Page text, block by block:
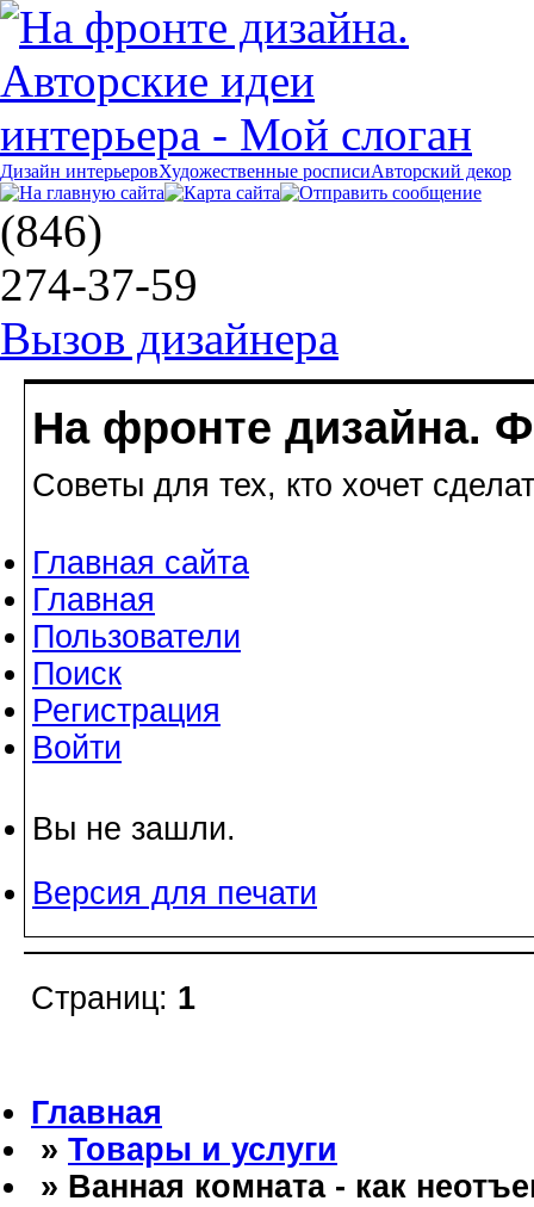
Дизайн интерьеровХудожественные росписиАвторский декор
(846)
274-37-59
Вызов дизайнера
На фронте дизайна.
Советы для тех, кто хочет
Главная сайта
Главная
Пользователи
Поиск
Регистрация
Войти
Вы не зашли.
Версия для печати
Страниц: 1
Главная
» Товары и услуги
» Ванная комната - как